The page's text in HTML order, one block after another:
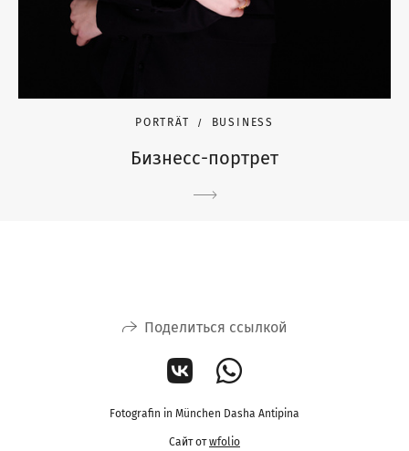
PORTRÄT BUSINESS
Бизнесс-портрет
Поделиться ссылкой
Fotografin in München Dasha Antipina
Сайт отwfolio